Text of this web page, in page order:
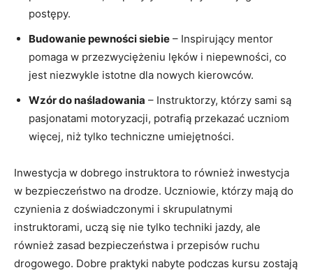
postępy.
Budowanie ​pewności⁢ siebie –⁤ Inspirujący mentor
⁣pomaga w ​przezwyciężeniu lęków‌ i niepewności, co
jest niezwykle istotne⁢ dla nowych kierowców.
Wzór do naśladowania – Instruktorzy, ‌którzy sami są
pasjonatami motoryzacji, potrafią przekazać uczniom
więcej,‍ niż‌ tylko techniczne umiejętności.
Inwestycja ‌w ​dobrego instruktora to również inwestycja
w bezpieczeństwo na drodze.⁣ Uczniowie, którzy mają ⁢do
czynienia z doświadczonymi i skrupulatnymi
instruktorami, uczą się⁣ nie tylko techniki jazdy, ⁣ale‌
również zasad bezpieczeństwa i przepisów ruchu
drogowego. ‍Dobre ​praktyki nabyte podczas kursu ‍zostają⁤